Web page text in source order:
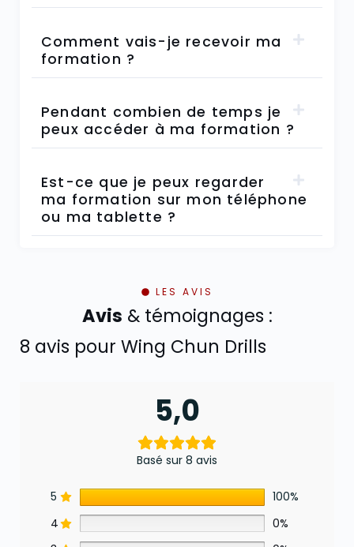
Comment vais-je recevoir ma
formation ?
Pendant combien de temps je
peux accéder à ma formation ?
Est-ce que je peux regarder
ma formation sur mon téléphone
ou ma tablette ?
LES AVIS
Avis & témoignages :
8 avis pour Wing Chun Drills
5,0
Basé sur 8 avis
5
100%
4
0%